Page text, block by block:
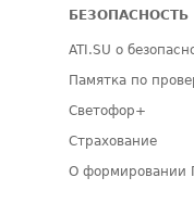
БЕЗОПАСНОСТЬ
ATI.SU о
Памятка по
Светофор+
Страхование
О формировании